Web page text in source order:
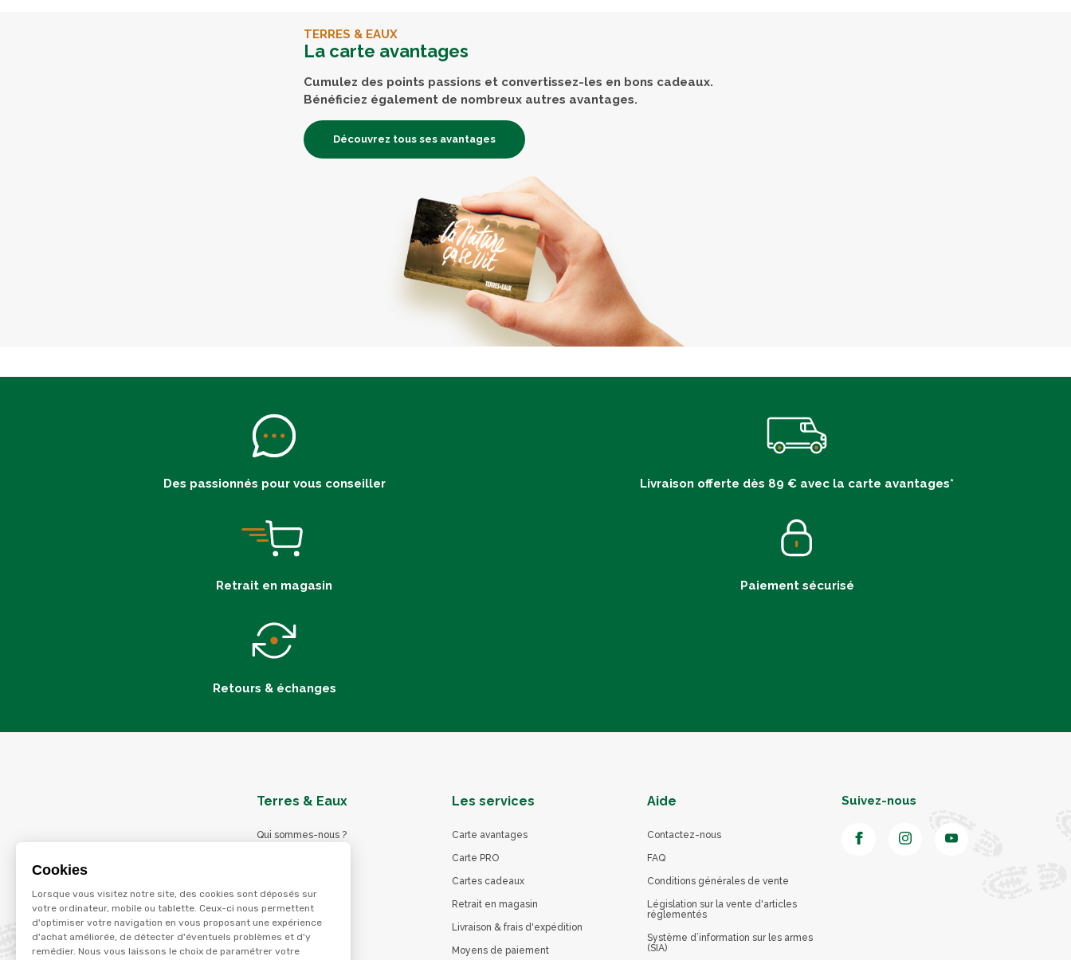
Cookies
Lorsque vous visitez notre site, des cookies sont déposés sur
votre ordinateur, mobile ou tablette. Ceux-ci nous permettent
d'optimiser votre navigation en vous proposant une expérience
d'achat améliorée, de détecter d'éventuels problèmes et d'y
remédier. Nous vous laissons le choix de paramétrer votre
TERRES & EAUX
La carte avantages
Cumulez des points passions et convertissez-les en bons cadeaux.
Bénéficiez également de nombreux autres avantages.
Découvrez tous ses avantages
Des passionnés pour vous conseiller Livraison offerte dès 89 € avec la carte avantages*
Retrait en magasin Paiement sécurisé
Retours & échanges
Terres & Eaux
Qui sommes-nous ?
Nos services
Nos offres d'emploi
Catalogues en ligne
Les services
Carte avantages
Carte PRO
Cartes cadeaux
Retrait en magasin
Livraison & frais d'expédition
Moyens de paiement
Aide
Contactez-nous
FAQ
Conditions générales de vente
Législation sur la vente d'articles
réglementés
Système d’information sur les armes
(SIA)
Suivez-nous